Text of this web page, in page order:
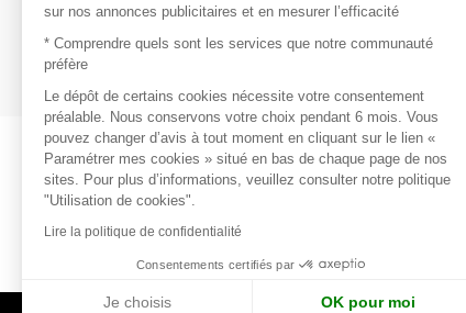
Contacter
sur nos annonces publicitaires et en mesurer l’efficacité
* Comprendre quels sont les services que notre communauté
préfère
Le dépôt de certains cookies nécessite votre consentement
préalable. Nous conservons votre choix pendant 6 mois. Vous
pouvez changer d’avis à tout moment en cliquant sur le lien «
Paramétrer mes cookies » situé en bas de chaque page de nos
sites. Pour plus d’informations, veuillez consulter notre politique
"Utilisation de cookies".
Lire la politique de confidentialité
Consentements certifiés par
Je choisis OK pour moi